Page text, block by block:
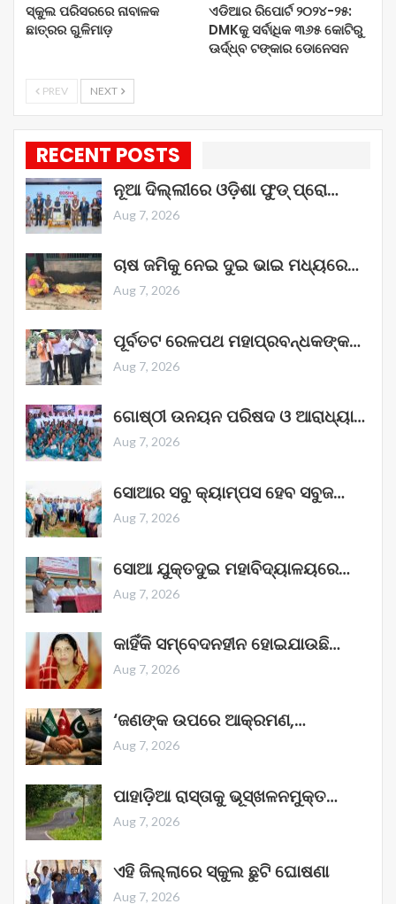
ସ୍କୁଲ ପରିସରରେ ନାବାଳକ
ଛାତ୍ରର ଗୁଳିମାଡ଼
ଏଡିଆର ରିପୋର୍ଟ ୨୦୨୪-୨୫:
DMKକୁ ସର୍ବାଧିକ ୩୬୫ କୋଟିରୁ
ଊର୍ଦ୍ଧ୍ବ ଟଙ୍କାର ଡୋନେସନ
PREV NEXT
RECENT POSTS
ନୂଆ ଦିଲ୍ଲୀରେ ଓଡ଼ିଶା ଫୁଡ୍ ପ୍ରୋ…
Aug 7, 2026
ଚାଷ ଜମିକୁ ନେଇ ଦୁଇ ଭାଇ ମଧ୍ୟରେ…
Aug 7, 2026
ପୂର୍ବତଟ ରେଳପଥ ମହାପ୍ରବନ୍ଧକଙ୍କ…
Aug 7, 2026
ଗୋଷ୍ଠୀ ଉନୟନ ପରିଷଦ ଓ ଆରାଧ୍ୟା…
Aug 7, 2026
ସୋଆର ସବୁ କ୍ୟାମ୍ପସ ହେବ ସବୁଜ…
Aug 7, 2026
ସୋଆ ଯୁକ୍ତଦୁଇ ମହାବିଦ୍ୟାଳୟରେ…
Aug 7, 2026
କାହିଁକି ସମ୍ବେଦନହୀନ ହୋଇଯାଉଛି…
Aug 7, 2026
‘ଜଣଙ୍କ ଉପରେ ଆକ୍ରମଣ,…
Aug 7, 2026
ପାହାଡ଼ିଆ ରାସ୍ତାକୁ ଭୂସ୍ଖଳନମୁକ୍ତ…
Aug 7, 2026
ଏହି ଜିଲ୍ଲାରେ ସ୍କୁଲ ଛୁଟି ଘୋଷଣା
Aug 7, 2026